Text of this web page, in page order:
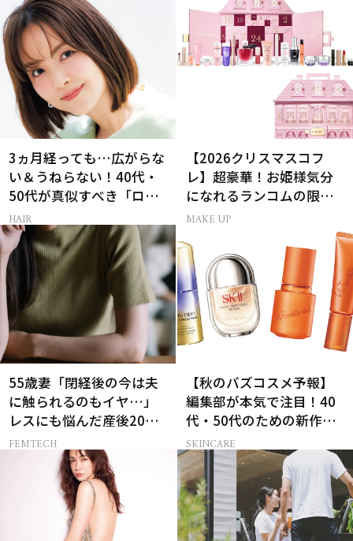
3ヵ月経っても…広がらな
い＆うねらない！40代・
50代が真似すべき「ロー
レイヤーボブ」
HAIR
【2026クリスマスコフ
レ】超豪華！お姫様気分
になれるランコムの限定
コスメキット
MAKE UP
55歳妻「閉経後の今は夫
に触られるのもイヤ…」
レスにも悩んだ産後20年
の葛藤
FEMTECH
【秋のバズコスメ予報】
編集部が本気で注目！40
代・50代のための新作ス
キンケア4選
SKINCARE